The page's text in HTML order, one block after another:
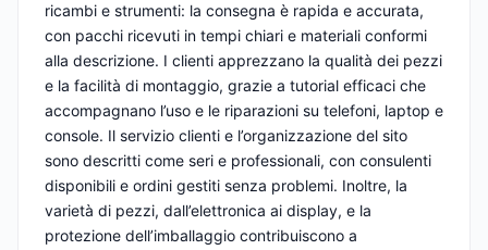
ricambi e strumenti: la consegna è rapida e accurata,
con pacchi ricevuti in tempi chiari e materiali conformi
alla descrizione. I clienti apprezzano la qualità dei pezzi
e la facilità di montaggio, grazie a tutorial efficaci che
accompagnano l’uso e le riparazioni su telefoni, laptop e
console. Il servizio clienti e l’organizzazione del sito
sono descritti come seri e professionali, con consulenti
disponibili e ordini gestiti senza problemi. Inoltre, la
varietà di pezzi, dall’elettronica ai display, e la
protezione dell’imballaggio contribuiscono a